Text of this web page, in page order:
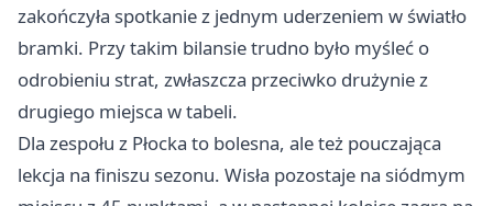
zakończyła spotkanie z jednym uderzeniem w światło
bramki. Przy takim bilansie trudno było myśleć o
odrobieniu strat, zwłaszcza przeciwko drużynie z
drugiego miejsca w tabeli.
Dla zespołu z Płocka to bolesna, ale też pouczająca
lekcja na finiszu sezonu. Wisła pozostaje na siódmym